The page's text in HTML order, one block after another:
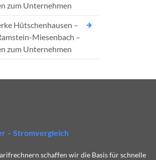
zum Unternehmen
Hütschenhausen –
Miesenbach –
zum Unternehmen
– Stromvergleich
schaffen wir die Basis für schnelle